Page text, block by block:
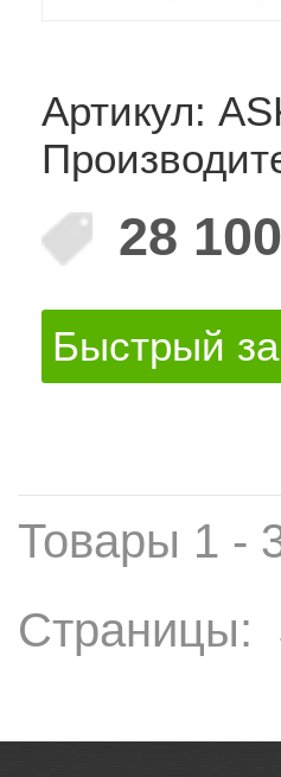
Артикул:
28 100
Быстрый
Товары 1 -
Страницы: